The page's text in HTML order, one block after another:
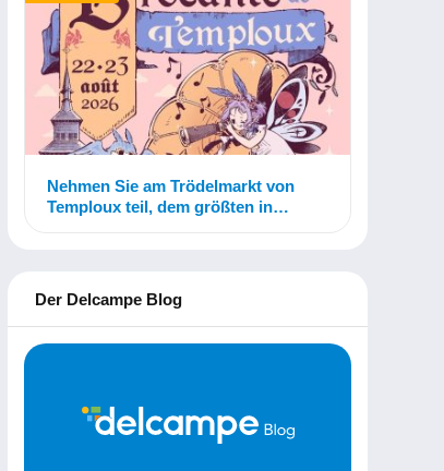
Nehmen Sie am Trödelmarkt von
Temploux teil, dem größten in
Der Delcampe Blog